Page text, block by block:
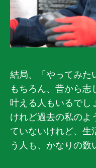
結局、「やってみた
もちろん、昔から志
叶える人もいるでし
けれど過去の私のよ
ていないけれど、生
う人も、かなりの数